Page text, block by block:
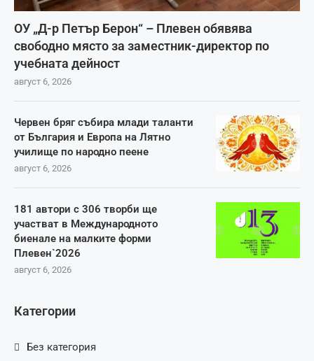
ОУ „Д-р Петър Берон“ – Плевен обявява
свободно място за заместник-директор по
учебната дейност
август 6, 2026
Червен бряг събира млади таланти
от България и Европа на Лятно
училище по народно пеене
август 6, 2026
181 автори с 306 творби ще
участват в Международното
биенале на малките форми
Плевен`2026
август 6, 2026
Категории
Без категория